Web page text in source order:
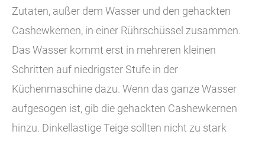
Zutaten, außer dem Wasser und den gehackten
Cashewkernen, in einer Rührschüssel zusammen.
Das Wasser kommt erst in mehreren kleinen
Schritten auf niedrigster Stufe in der
Küchenmaschine dazu. Wenn das ganze Wasser
aufgesogen ist, gib die gehackten Cashewkernen
hinzu. Dinkellastige Teige sollten nicht zu stark